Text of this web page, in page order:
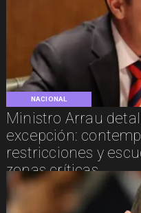
NACIONAL
Ministro Arrau
excepción:
restricciones y
zonas críticas